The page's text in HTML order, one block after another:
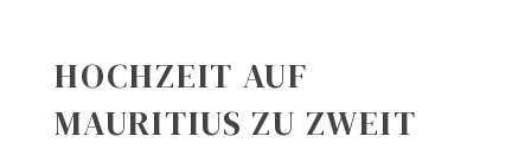
HOCHZEIT AUF
MAURITIUS ZU ZWEIT